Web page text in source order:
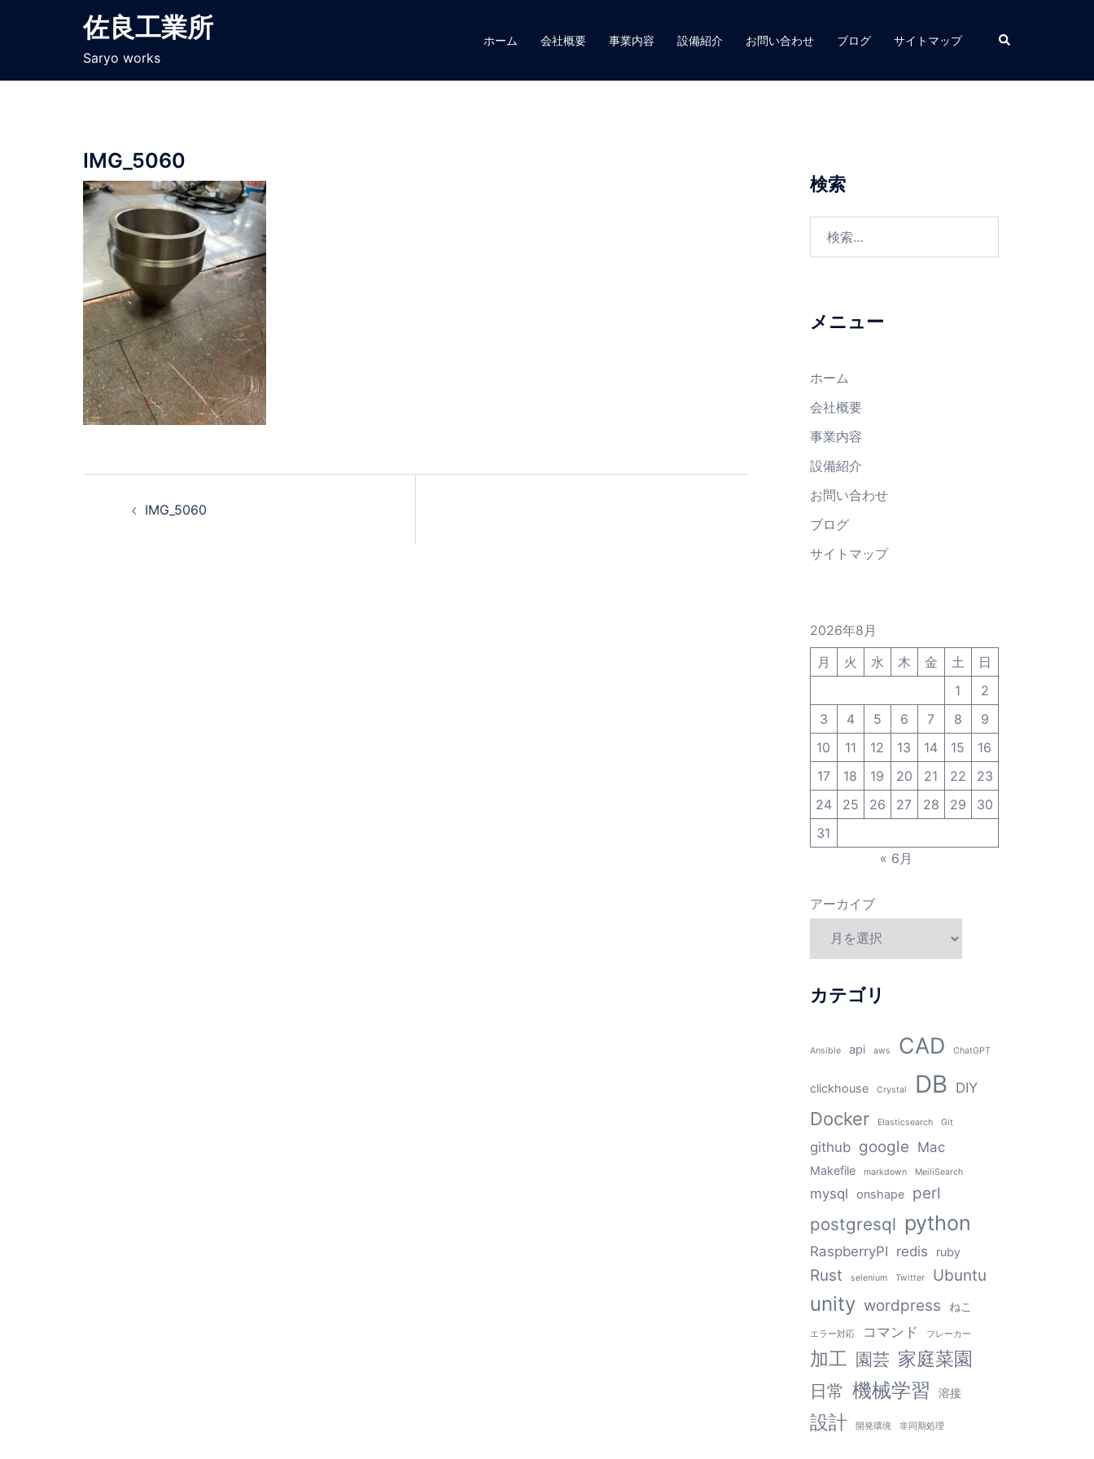
佐良工業所
Saryo works
ホーム 会社概要 事業内容 設備紹介 お問い合わせ ブログ サイトマップ
検
索
IMG_5060
IMG_5060
検索
メニュー
ホーム
会社概要
事業内容
設備紹介
お問い合わせ
ブログ
サイトマップ
2026年8月
月
火 水 木 金 土
日
1
2
3
4 5 6 7 8
9
10
11 12 13 14 15
16
17
18 19 20 21 22
23
24
25 26 27 28 29
30
31
« 6月
アーカイブ
カテゴリ
Ansible api aws CAD ChatGPT
clickhouse Crystal DB DIY
Docker Elasticsearch Git
github google Mac
Makefile markdown MeiliSearch
mysql onshape perl
postgresql python
RaspberryPI redis ruby
Rust selenium Twitter Ubuntu
unity wordpress ねこ
エラー対応 コマンド フレーカー
加工 園芸 家庭菜園
日常 機械学習 溶接
設計 開発環境 非同期処理